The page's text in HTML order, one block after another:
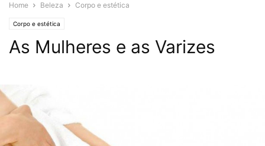
Home Beleza Corpo e estética
Corpo e estética
As Mulheres e as Varizes